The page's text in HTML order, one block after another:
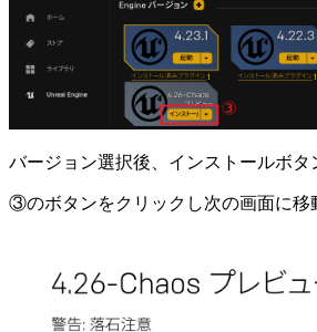
バージョン選択後、インストールボ
③のボタンをクリックし次の画面に移